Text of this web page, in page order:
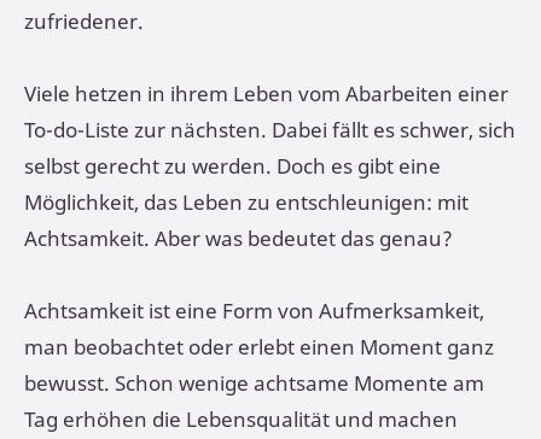
zufriedener.
Viele hetzen in ihrem Leben vom Abarbeiten einer
To-do-Liste zur nächsten. Dabei fällt es schwer, sich
selbst gerecht zu werden. Doch es gibt eine
Möglichkeit, das Leben zu entschleunigen: mit
Achtsamkeit. Aber was bedeutet das genau?
Achtsamkeit ist eine Form von Aufmerksamkeit,
man beobachtet oder erlebt einen Moment ganz
bewusst. Schon wenige achtsame Momente am
Tag erhöhen die Lebensqualität und machen